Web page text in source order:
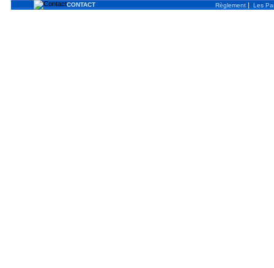
CONTACT Règlement| Les